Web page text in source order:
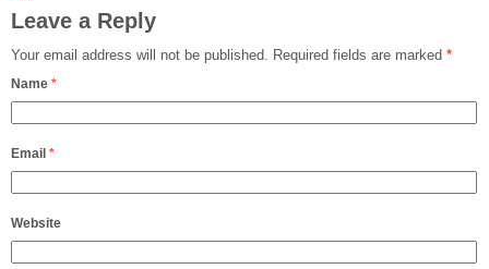
Leave a Reply
Your email address will not be published. Required fields are marked *
Name *
Email *
Website